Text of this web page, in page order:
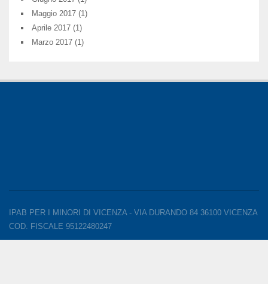
Maggio 2017 (1)
Aprile 2017 (1)
Marzo 2017 (1)
IPAB PER I MINORI DI VICENZA - VIA DURANDO 84 36100 VICENZA
COD. FISCALE 95122480247